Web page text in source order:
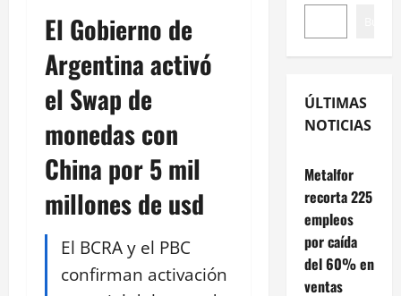
El Gobierno de
Argentina activó
el Swap de
monedas con
China por 5 mil
millones de usd
El BCRA y el PBC
confirman activación
ÚLTIMAS
NOTICIAS
Metalfor
recorta 225
empleos
por caída
del 60% en
ventas